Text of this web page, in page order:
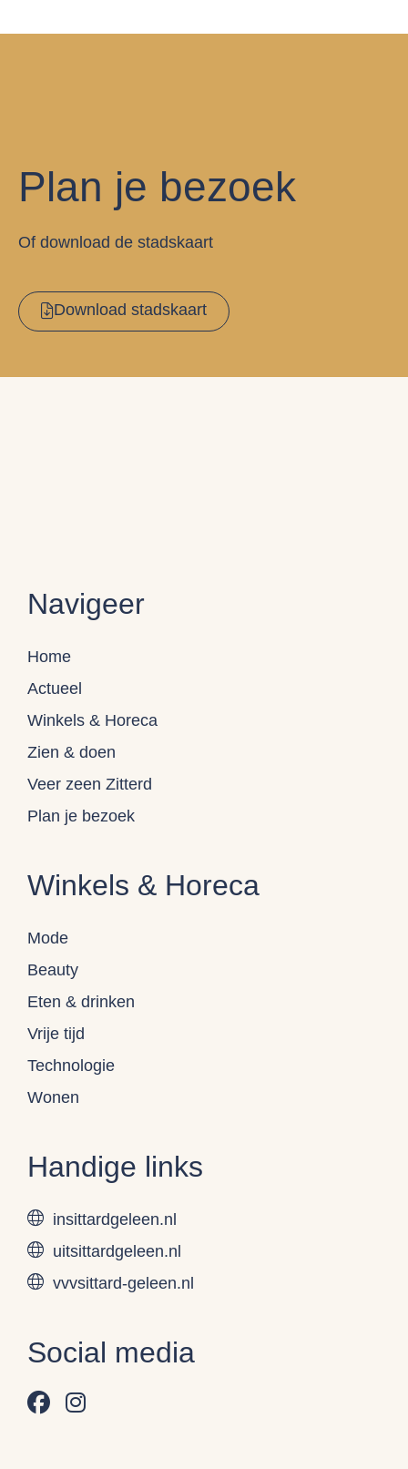
Plan je bezoek
Of download de stadskaart
Download stadskaart
Navigeer
Home
Actueel
Winkels & Horeca
Zien & doen
Veer zeen Zitterd
Plan je bezoek
Winkels & Horeca
Mode
Beauty
Eten & drinken
Vrije tijd
Technologie
Wonen
Handige links
insittardgeleen.nl
uitsittardgeleen.nl
vvvsittard-geleen.nl
Social media